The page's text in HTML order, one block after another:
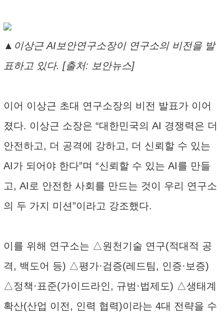
▲이상근 AI보안연구소장이 연구소의 비전을 발
표하고 있다. [출처: 보안뉴스]
이어 이상근 초대 연구소장의 비전 발표가 이어
졌다. 이상근 소장은 “대한민국의 AI 경쟁력은 더
안전하고, 더 공격에 강하고, 더 신뢰할 수 있는
AI가 되어야 한다”며 “신뢰할 수 있는 AI를 만들
고, AI로 안전한 사회를 만드는 것이 우리 연구소
의 두 가지 미션”이라고 강조했다.
이를 위해 연구소는 △원천기술 연구(적대적 공
격, 백도어 등) △평가·검증(레드팀, 인증·보증)
△정책·표준(가이드라인, 규범·법제도) △생태계
확산(산업 이전, 인력 협력)이라는 4대 전략을 수